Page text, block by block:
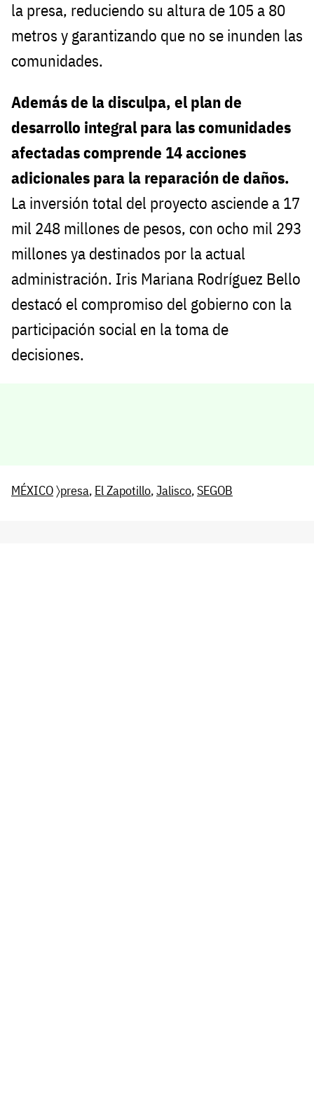
la presa, reduciendo su altura de 105 a 80
metros y garantizando que no se inunden las
comunidades.
Además de la disculpa, el plan de
desarrollo integral para las comunidades
afectadas comprende 14 acciones
adicionales para la reparación de daños.
La inversión total del proyecto asciende a 17
mil 248 millones de pesos, con ocho mil 293
millones ya destinados por la actual
administración. Iris Mariana Rodríguez Bello
destacó el compromiso del gobierno con la
participación social en la toma de
decisiones.
MÉXICO〉presa, El Zapotillo,Jalisco, SEGOB